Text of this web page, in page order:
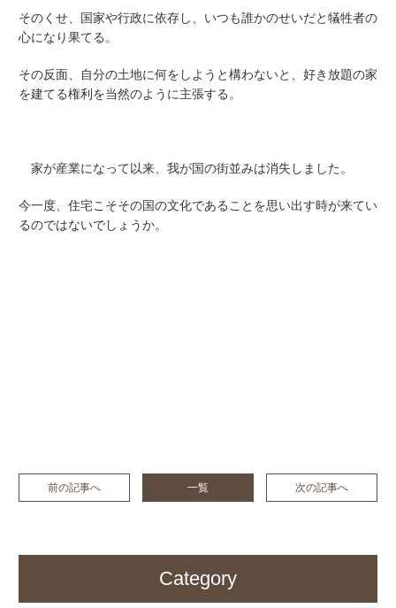
そのくせ、国家や行政に依存し、いつも誰かのせいだと犠牲者の
心になり果てる。
その反面、自分の土地に何をしようと構わないと、好き放題の家
を建てる権利を当然のように主張する。
家が産業になって以来、我が国の街並みは消失しました。
今一度、住宅こそその国の文化であることを思い出す時が来てい
るのではないでしょうか。
前の記事へ 一覧 次の記事へ
Category